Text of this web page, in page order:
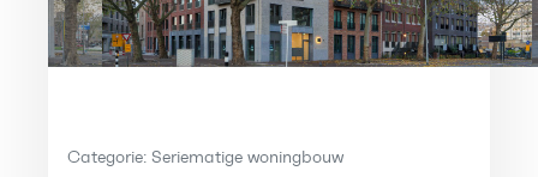
Categorie: Seriematige woningbouw